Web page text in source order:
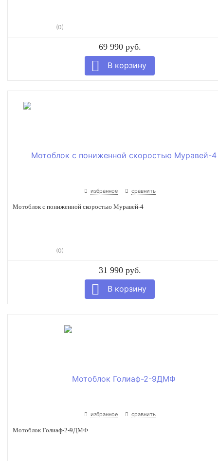
(0)
69 990 руб.
избранное сравнить
Мотоблок с пониженной скоростью Муравей-4
(0)
31 990 руб.
избранное сравнить
Мотоблок Голиаф-2-9ДМФ